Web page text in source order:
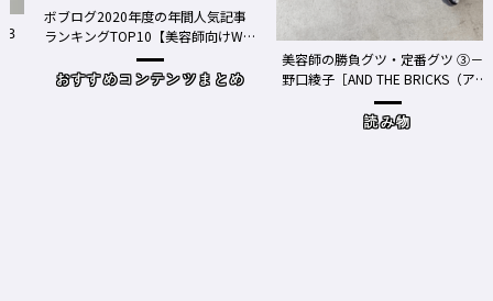
ボブログ2020年度の年間人気記事
ランキングTOP10【美容師向けWe
おすすめコンテンツまとめ
美容師の勝負グツ・定番グツ ③－
野口綾子［AND THE BRICKS（アン
ドザブリックス）／神奈川県鎌倉
読み物